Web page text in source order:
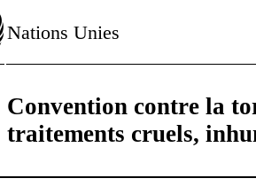
Nations Unies
Convention contre la
traitements cruels,